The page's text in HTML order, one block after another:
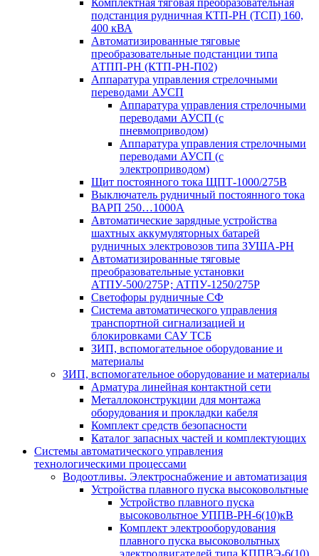
Комплектная тяговая преобразовательная
подстанция рудничная КТП-РН (ТСП) 160,
400 кВА
Автоматизированные тяговые
преобразовательные подстанции типа
АТПП-РН (КТП-РН-П02)
Аппаратура управления стрелочными
переводами АУСП
Аппаратура управления стрелочными
переводами АУСП (с
пневмоприводом)
Аппаратура управления стрелочными
переводами АУСП (с
электроприводом)
Щит постоянного тока ЩПТ-1000/275В
Выключатель рудничный постоянного тока
ВАРП 250…1000А
Автоматические зарядные устройства
шахтных аккумуляторных батарей
рудничных электровозов типа ЗУША-РН
Автоматизированные тяговые
преобразовательные установки
АТПУ-500/275Р; АТПУ-1250/275Р
Светофоры рудничные СФ
Система автоматического управления
транспортной сигнализацией и
блокировками САУ ТСБ
ЗИП, вспомогательное оборудование и
материалы
ЗИП, вспомогательное оборудование и материалы
Арматура линейная контактной сети
Металлоконструкции для монтажа
оборудования и прокладки кабеля
Комплект средств безопасности
Каталог запасных частей и комплектующих
Системы автоматического управления
технологическими процессами
Водоотливы. Электроснабжение и автоматизация
Устройства плавного пуска высоковольтные
Устройство плавного пуска
высоковольтное УППВ-РН-6(10)кВ
Комплект электрооборудования
плавного пуска высоковольтных
электродвигателей типа КППВЭ-6(10)